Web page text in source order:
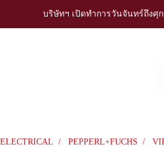
บริษัทฯ เปิดทำการวันจันทร์ถึงศุก
PEPPERL+FUCHS